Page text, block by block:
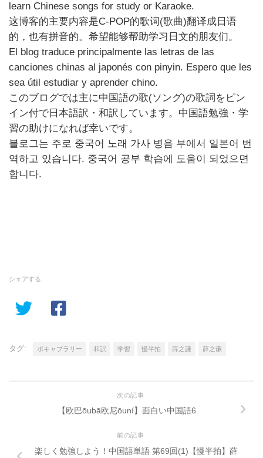
learn Chinese songs for study or Karaoke.
这博客的主要内容是C-POP的歌词(歌曲)翻译成日语
的，也有拼音的。希望能够帮助学习日文的朋友们。
El blog traduce principalmente las letras de las
canciones chinas al japonés con pinyin. Espero que les
sea útil estudiar y aprender chino.
このブログでは主に中国語の歌(ソング)の歌詞をピン
イン付で日本語訳・和訳しています。中国語勉強・学
習の助けになれば幸いです。
블로그는 주로 중국어 노래 가사 병음 부에서 일본어 번
역하고 있습니다. 중국어 공부 학습에 도움이 되었으면
합니다.
シェアする
タグ: ボキャブラリー 和訳 学習 慢半拍 薛之謙 薛之谦
次の記事
【欧巴ōubā欧尼ōuní】面白い中国語6
前の記事
楽しく勉強しよう！中国語単語 第69回(1)【慢半拍】薛